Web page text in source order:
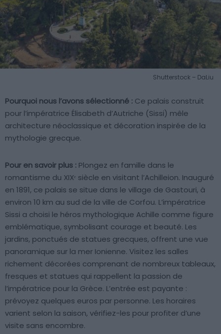
Shutterstock – DaLiu
Pourquoi nous l’avons sélectionné : Ce palais construit
pour l’impératrice Élisabeth d’Autriche (Sissi) mêle
architecture néoclassique et décoration inspirée de la
mythologie grecque.
Pour en savoir plus : Plongez en famille dans le
romantisme du XIXᵉ siècle en visitant l’Achilleion. Inauguré
en 1891, ce palais se situe dans le village de Gastouri, à
environ 10 km au sud de la ville de Corfou. L’impératrice
Sissi a choisi le héros mythologique Achille comme figure
emblématique, symbolisant courage et beauté. Les
jardins, ponctués de statues grecques, offrent une vue
panoramique sur la mer Ionienne. Visitez les salles
richement décorées comprenant de nombreux tableaux,
fresques et statues qui rappellent la passion de
l’impératrice pour la Grèce. L’entrée est payante :
prévoyez quelques euros par personne. Les horaires
varient selon la saison, vérifiez-les pour profiter d’une
visite sans encombre.